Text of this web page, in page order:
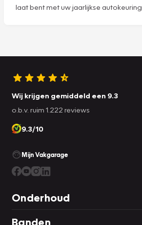
laat bent met uw jaarlijkse autokeuring.
Wij krijgen gemiddeld een 9.3
o.b.v. ruim 1.222 reviews
9.3/10
Mijn Vakgarage
Onderhoud
Banden